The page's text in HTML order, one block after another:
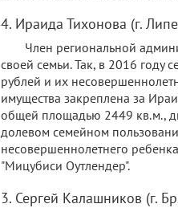
4. Ираида Тихонова (г.
Член региональной
своей семьи. Так, в 2016 году
рублей и их
имущества закреплена за
общей площадью 2449 кв.м.,
долевом семейном
несовершеннолетнего
"Мицубиси Оутлендер".
3. Сергей Калашников (г.